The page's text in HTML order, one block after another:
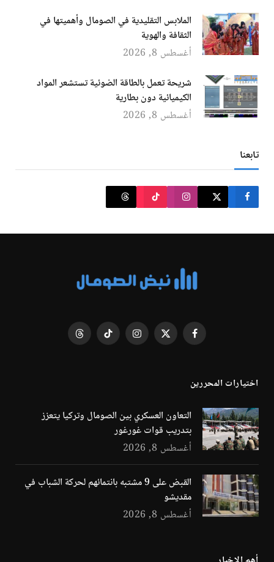
الملابس التقليدية في الصومال وأهميتها في
الثقافة والهوية
أغسطس 8, 2026
شريحة تعمل بالطاقة الضوئية تستشعر المواد
الكيميائية دون بطارية
أغسطس 8, 2026
تابعنا
فيسبوك X
الانستغرامتيكتوك Threads
اختيارات المحررين
التعاون العسكري بين الصومال وتركيا يتعزز
بتدريب قوات غورغور
أغسطس 8, 2026
القبض على 9 مشتبه بانتمائهم لحركة الشباب في
مقديشو
أغسطس 8, 2026